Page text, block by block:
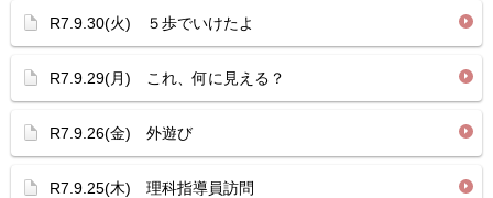
R7.9.30(火) ５歩でいけたよ
R7.9.29(月) これ、何に見える？
R7.9.26(金) 外遊び
R7.9.25(木) 理科指導員訪問